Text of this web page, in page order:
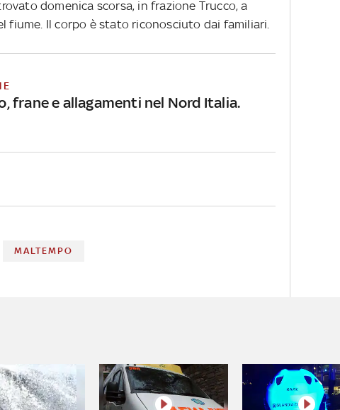
domenica scorsa, in frazione Trucco, a
fiume. Il corpo è stato riconosciuto dai familiari.
frane e allagamenti nel Nord Italia.
MALTEMPO